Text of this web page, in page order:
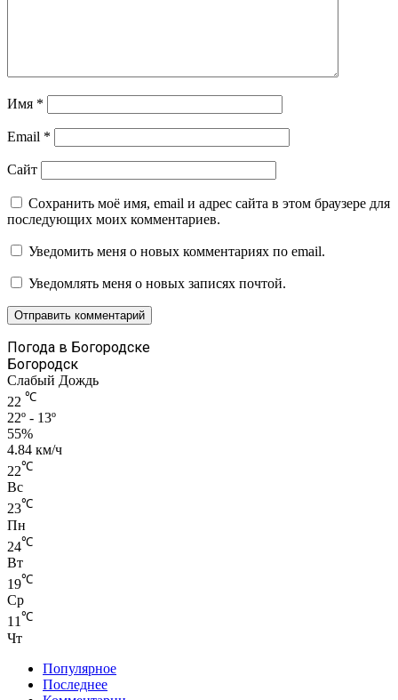
Имя *
Email *
Сайт
Сохранить моё имя, email и адрес сайта в этом браузере для
последующих моих комментариев.
Уведомить меня о новых комментариях по email.
Уведомлять меня о новых записях почтой.
Погода в Богородске
Богородск
Слабый Дождь
22 ℃
22º - 13º
55%
4.84 км/ч
22℃
Вс
23℃
Пн
24℃
Вт
19℃
Ср
11℃
Чт
Популярное
Последнее